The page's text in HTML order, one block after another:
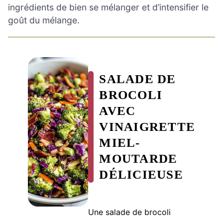
ingrédients de bien se mélanger et d’intensifier le
goût du mélange.
SALADE DE
BROCOLI
AVEC
VINAIGRETTE
MIEL-
MOUTARDE
DÉLICIEUSE
Une salade de brocoli